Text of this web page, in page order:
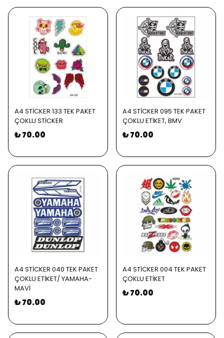
A4 STİCKER 133 TEK PAKET
ÇOKLU STİCKER
₺ 70.00
A4 STİCKER 095 TEK PAKET
ÇOKLU ETİKET, BMV
₺ 70.00
A4 STİCKER 040 TEK PAKET
ÇOKLU ETİKET/ YAMAHA-
MAVİ
₺ 70.00
A4 STİCKER 004 TEK PAKET
ÇOKLU ETİKET
₺ 70.00